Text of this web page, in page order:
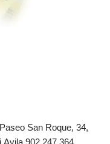
San Roque, 34,
Avila 902 247 364